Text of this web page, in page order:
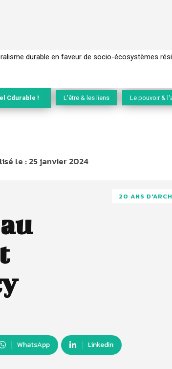
durable en faveur de socio-écosystèmes
pour un modèle économique régénératif du vivant …
Cdurable ! L'être & les liens Le pouvoir &
le :25 janvier 2024
20 ANS
WhatsApp Linkedin